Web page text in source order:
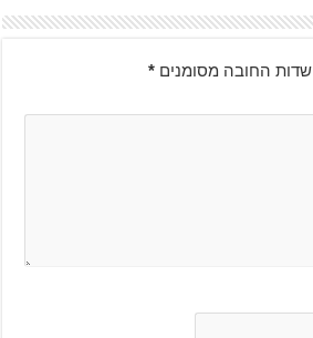
שדות החובה מסומנים *